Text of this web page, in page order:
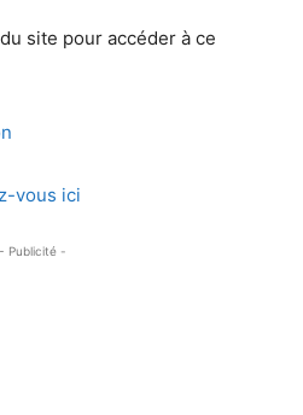
site pour accéder à ce
vous ici
- Publicité -